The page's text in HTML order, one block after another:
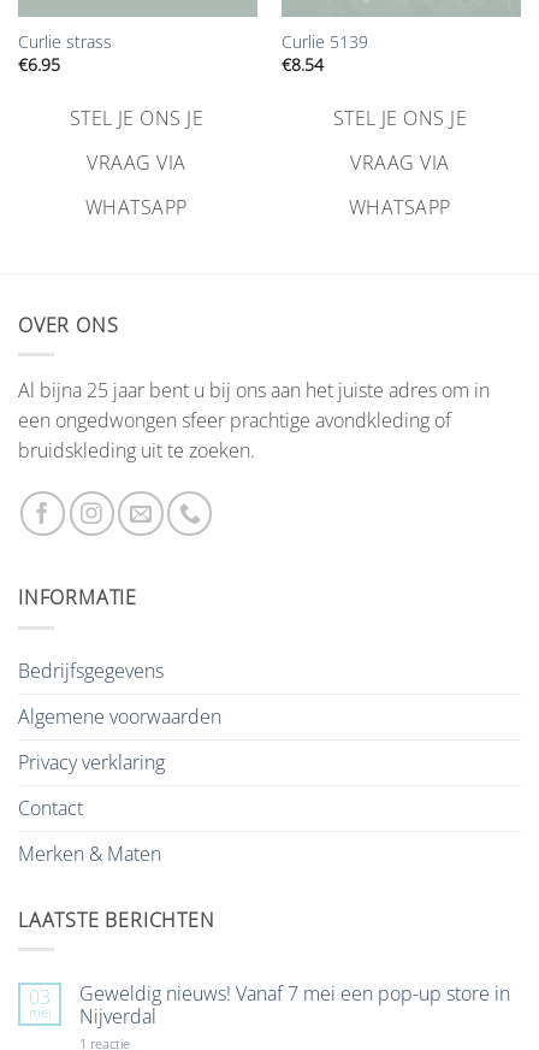
Curlie strass
€6.95
STEL JE ONS JE
VRAAG VIA
WHATSAPP
Curlie 5139
€8.54
STEL JE ONS JE
VRAAG VIA
WHATSAPP
OVER ONS
Al bijna 25 jaar bent u bij ons aan het juiste adres om in
een ongedwongen sfeer prachtige avondkleding of
bruidskleding uit te zoeken.
INFORMATIE
Bedrijfsgegevens
Algemene voorwaarden
Privacy verklaring
Contact
Merken & Maten
LAATSTE BERICHTEN
03
mei
Geweldig nieuws! Vanaf 7 mei een pop-up store in
Nijverdal
1 reactieop